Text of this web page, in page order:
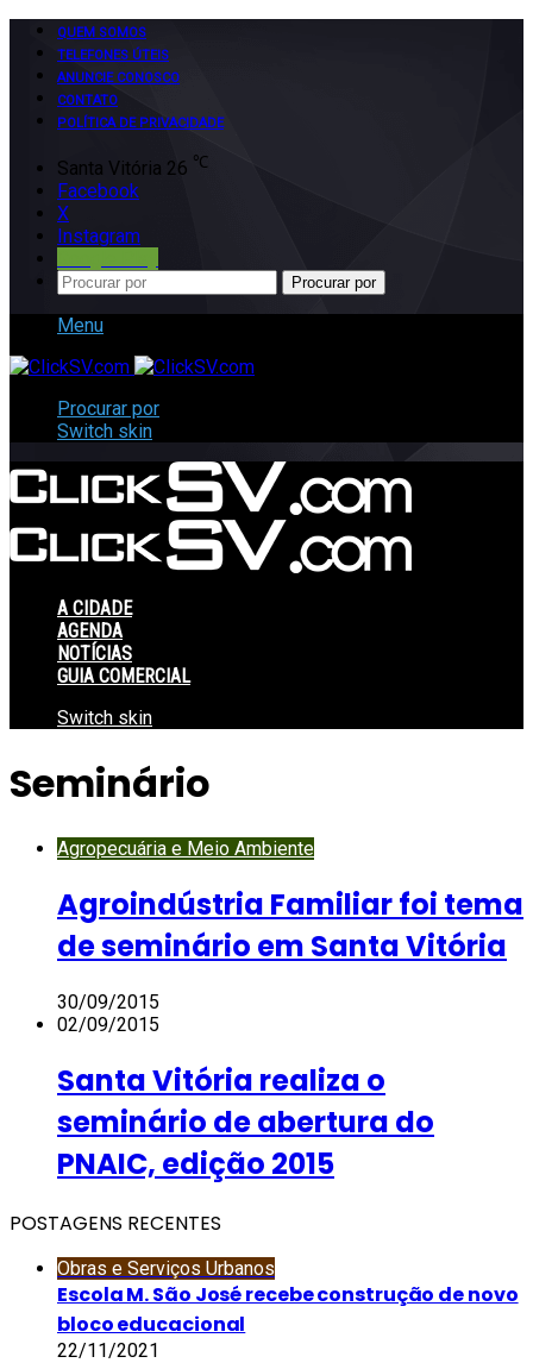
QUEM SOMOS
TELEFONES ÚTEIS
ANUNCIE CONOSCO
CONTATO
POLÍTICA DE PRIVACIDADE
Santa Vitória 26 ℃
Facebook
X
Instagram
Procurar por
Menu
Procurar por
Switch skin
A CIDADE
AGENDA
NOTÍCIAS
GUIA COMERCIAL
Switch skin
Seminário
Agropecuária e Meio Ambiente
Agroindústria Familiar foi tema
de seminário em Santa Vitória
30/09/2015
02/09/2015
Santa Vitória realiza o
seminário de abertura do
PNAIC, edição 2015
POSTAGENS RECENTES
Obras e Serviços Urbanos
Escola M. São José recebe construção de novo
bloco educacional
22/11/2021